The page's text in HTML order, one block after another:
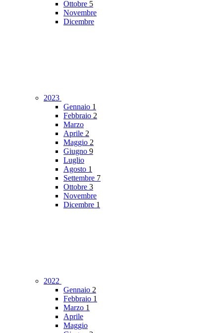
Ottobre 5
Novembre
Dicembre
2023
Gennaio 1
Febbraio 2
Marzo
Aprile 2
Maggio 2
Giugno 9
Luglio
Agosto 1
Settembre 7
Ottobre 3
Novembre
Dicembre 1
2022
Gennaio 2
Febbraio 1
Marzo 1
Aprile
Maggio